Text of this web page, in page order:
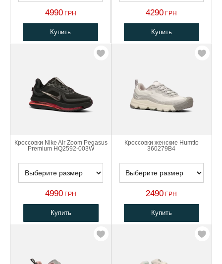
4990ГРН
Купить
4290 ГРН
Купить
Кроссовки Nike Air Zoom Pegasus
Premium HQ2592-003W
4990 ГРН
Купить
Кроссовки женские Humtto
360279B4
2490 ГРН
Купить